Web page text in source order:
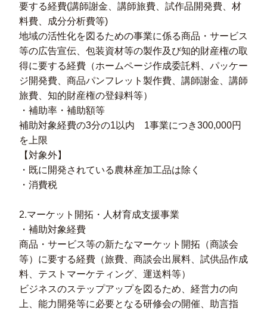
要する経費(講師謝金、講師旅費、試作品開発費、材
料費、成分分析費等)
地域の活性化を図るための事業に係る商品・サービス
等の広告宣伝、包装資材等の製作及び知的財産権の取
得に要する経費（ホームページ作成委託料、パッケー
ジ開発費、商品パンフレット製作費、講師謝金、講師
旅費、知的財産権の登録料等）
・補助率・補助額等
補助対象経費の3分の1以内 1事業につき300,000円
を上限
【対象外】
・既に開発されている農林産加工品は除く
・消費税
2.マーケット開拓・人材育成支援事業
・補助対象経費
商品・サービス等の新たなマーケット開拓（商談会
等）に要する経費（旅費、商談会出展料、試供品作成
料、テストマーケティング、運送料等）
ビジネスのステップアップを図るため、経営力の向
上、能力開発等に必要となる研修会の開催、助言指